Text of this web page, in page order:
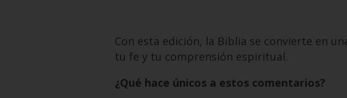
Con esta edición, la Biblia se convierte en
tu fe y tu comprensión espiritual.
¿Qué hace únicos a estos comentarios?